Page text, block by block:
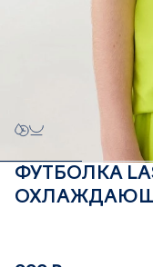
ФУТБОЛКА